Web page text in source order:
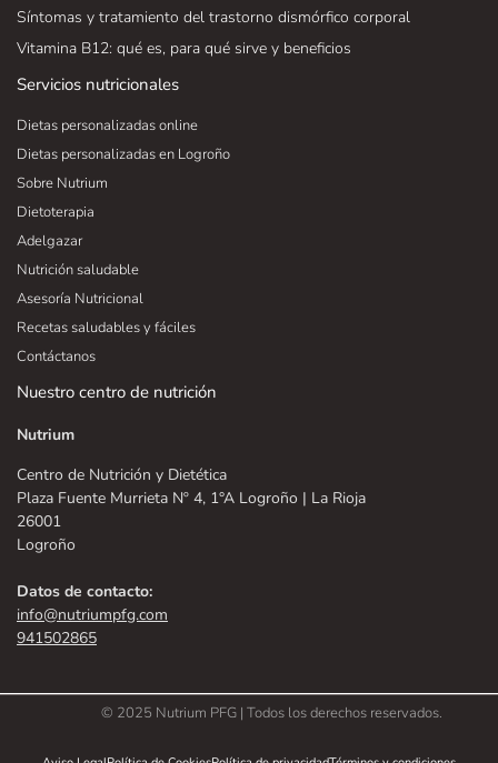
Nuestro centro de nutrición
Nutrium
Centro de Nutrición y Dietética
Plaza Fuente Murrieta Nº 4, 1°A Logroño | La Rioja
26001
Logroño
Datos de contacto:
info@nutriumpfg.com
941502865
Servicios nutricionales
Dietas personalizadas online
Dietas personalizadas en Logroño
Sobre Nutrium
Dietoterapia
Adelgazar
Nutrición saludable
Asesoría Nutricional
Recetas saludables y fáciles
Contáctanos
Síntomas y tratamiento del trastorno dismórfico corporal
Vitamina B12: qué es, para qué sirve y beneficios
© 2025 Nutrium PFG | Todos los derechos reservados.